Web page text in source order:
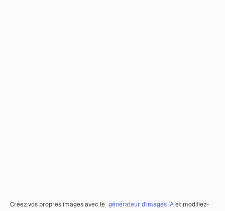
Créez vos propres images avec le générateur d’images IAet modifiez-